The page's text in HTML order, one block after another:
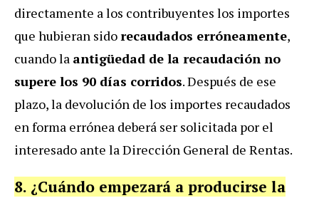
directamente a los contribuyentes los importes
que hubieran sidorecaudados erróneamente,
cuando la antigüedad de la recaudación no
supere los 90 días corridos. Después de ese
plazo, la devolución de los importes recaudados
en forma errónea deberá ser solicitada por el
interesado ante la Dirección General de Rentas.
8. ¿Cuándo empezará a producirse la